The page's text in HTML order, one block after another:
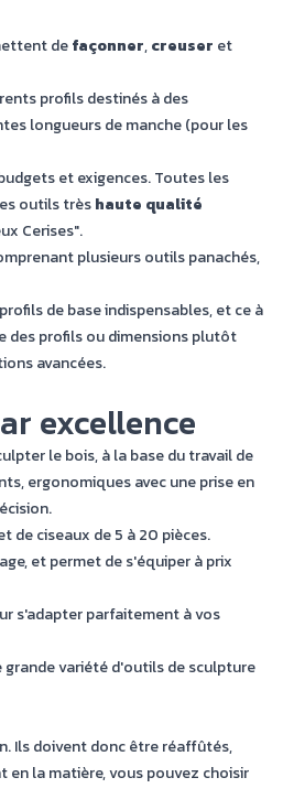
defaçonner,creuser et
profils destinés à des
longueurs de manche (pour les
et exigences. Toutes les
outils trèshaute qualité
Cerises".
plusieurs outils panachés,
de base indispensables, et ce à
des profils ou dimensions plutôt
avancées.
excellence
le bois, à la base du travail de
ergonomiques avec une prise en
ciseaux de 5 à 20 pièces.
et permet de s'équiper à prix
s'adapter parfaitement à vos
grande variété d'outils de sculpture
Ils doivent donc être réaffûtés,
la matière, vous pouvez choisir